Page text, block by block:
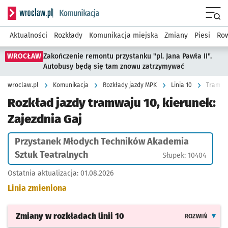
Serwis informacyjny wroclaw.pl podserwis: Komunikacja
Aktualności Rozkłady Komunikacja miejska Zmiany Piesi
WROCŁAW Zakończenie remontu przystanku "pl. Jana Pawła II".
Autobusy będą się tam znowu zatrzymywać
wroclaw.pl Komunikacja Rozkłady jazdy MPK Linia 10
Rozkład jazdy tramwaju 10, kierunek:
Zajezdnia Gaj
Przystanek Młodych Techników Akademia
Sztuk Teatralnych
Słupek: 10404
Ostatnia aktualizacja: 01.08.2026
Linia zmieniona
Zmiany w rozkładach linii 10 ROZWIŃ